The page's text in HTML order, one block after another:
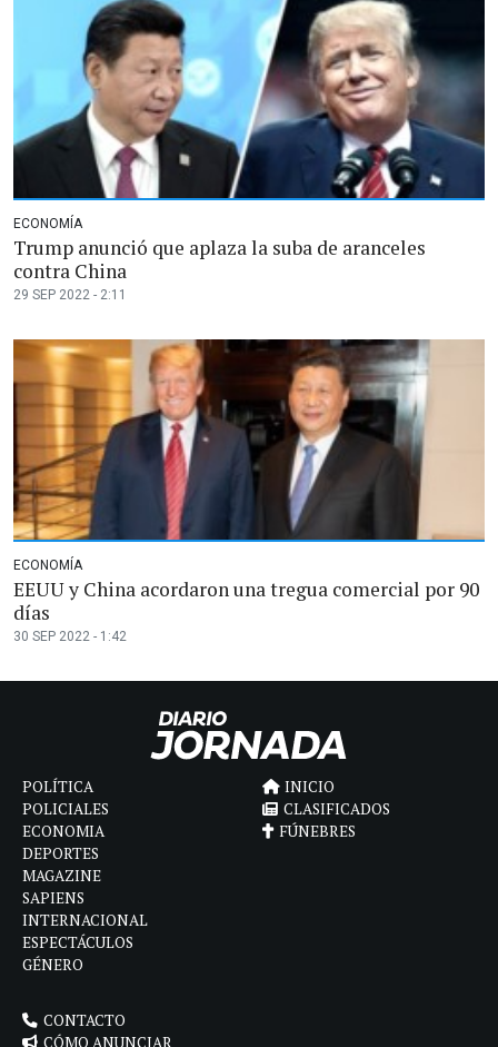
ECONOMÍA
Trump anunció que aplaza la suba de aranceles
contra China
29 SEP 2022 - 2:11
ECONOMÍA
EEUU y China acordaron una tregua comercial por 90
días
30 SEP 2022 - 1:42
POLÍTICA
POLICIALES
ECONOMIA
DEPORTES
MAGAZINE
SAPIENS
INTERNACIONAL
ESPECTÁCULOS
GÉNERO
INICIO
CLASIFICADOS
FÚNEBRES
CONTACTO
CÓMO ANUNCIAR